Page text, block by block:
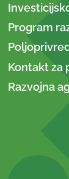
Program
Kontakt za
Razvojna